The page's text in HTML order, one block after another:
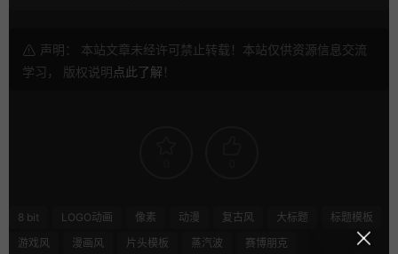
声明： 本站文章未经许可禁止转载！本站仅供资源信息交流
学习， 版权说明点此了解 ！
8 bit LOGO动画 像素 动漫 复古风 大标题
标题模板
游戏风
漫画风 片头模板 蒸汽波 赛博朋克